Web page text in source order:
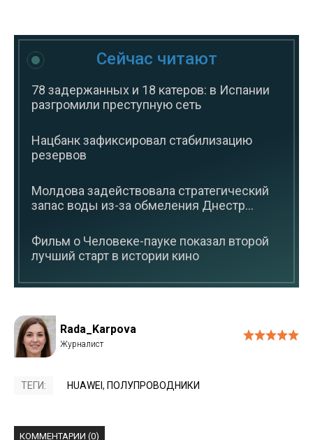
Сейчас читают
78 задержанных и 18 катеров: в Испании
разгромили преступную сеть
Нацбанк зафиксировал стабилизацию
резервов
Молдова задействовала стратегический
запас воды из-за обмеления Днестр...
Фильм о Человеке-пауке показал второй
лучший старт в истории кино
Rada_Karpova
ТЕГИ: HUAWEI , ПОЛУПРОВОДНИКИ
КОММЕНТАРИИ (0)